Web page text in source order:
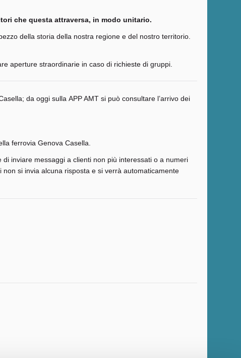
che questa attraversa, in modo unitario.
della storia della nostra regione e del nostro territorio.
aperture straordinarie in caso di richieste di gruppi.
da oggi sulla APP AMT si può consultare l’arrivo dei
ferrovia Genova Casella.
inviare messaggi a clienti non più interessati o a numeri
si invia alcuna risposta e si verrà automaticamente